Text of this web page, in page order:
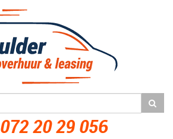
072 20 29 056